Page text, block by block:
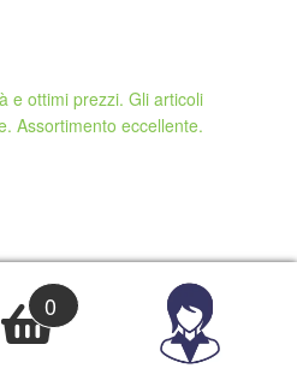
e ottimi prezzi. Gli articoli
Assortimento eccellente.
e stata ottima. Venditore molto
Consigliatissimo
0